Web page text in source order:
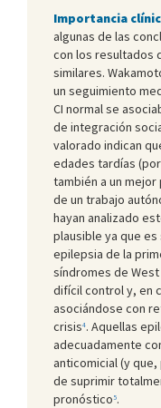
Importancia
algunas de las
con los resultados
similares.
un seguimiento
CI normal se
de integración
valorado indican
edades tardías
también a un
de un trabajo
hayan analizado
plausible ya que
epilepsia de la
síndromes de
difícil control y, en
asociándose con
crisis4. Aquellas
adecuadamente
anticomicial (y
de suprimir
pronóstico 5.